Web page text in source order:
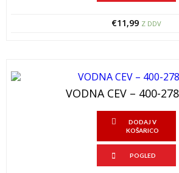
€11,99 Z DDV
VODNA CEV – 400-
DODAJ V
KOŠARICO
POGLED